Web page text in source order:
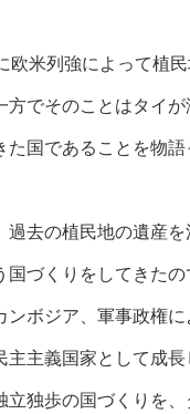
欧米列強によって植
でそのことはタイ
国であることを物語
去の植民地の遺産
づくりをしてきたの
ボジア、軍事政権
主義国家として成
独歩の国づくりを、